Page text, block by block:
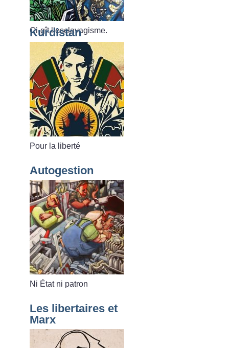
Ci-gît l’esclavagisme.
Kurdistan
Pour la liberté
Autogestion
Ni État ni patron
Les libertaires et
Marx